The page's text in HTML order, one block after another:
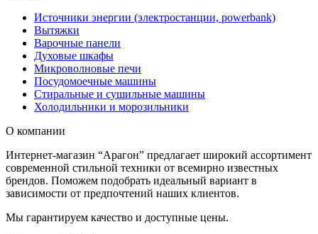
Источники энергии (электростанции, powerbank)
Вытяжки
Варочные панели
Духовые шкафы
Микроволновые печи
Посудомоечные машины
Стиральные и сушильные машины
Холодильники и морозильники
О компании
Интернет-магазин “Арагон” предлагает широкий ассортимент
современной стильной техники от всемирно известных
брендов. Поможем подобрать идеальный вариант в
зависимости от предпочтений наших клиентов.
Мы гарантируем качество и доступные цены.